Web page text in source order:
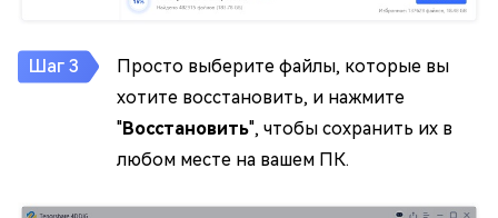
Просто выберите файлы, которые вы
хотите восстановить, и нажмите
"Восстановить", чтобы сохранить их в
любом месте на вашем ПК.